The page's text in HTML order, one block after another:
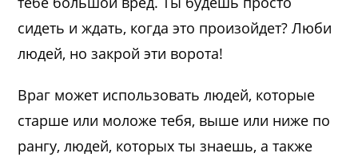
сидеть и ждать, когда это произойдет? Люби
людей, но закрой эти ворота!
Враг может использовать людей, которые
старше или моложе тебя, выше или ниже по
рангу, людей, которых ты знаешь, а также